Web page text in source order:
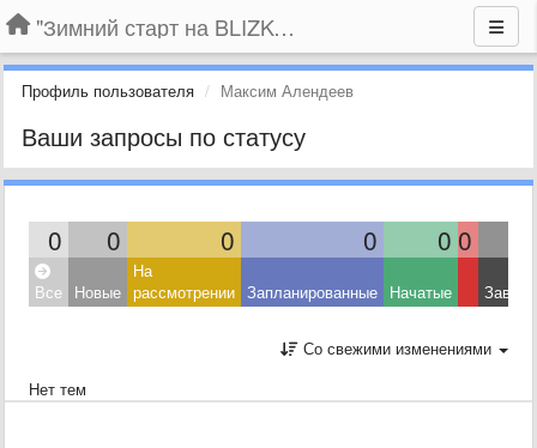
"Зимний старт на BLIZKO.ru". Конкурс компаний
Профиль пользователя Максим Алендеев
Ваши запросы по статусу
0 0 0 0 0 0
Все Новые
На
рассмотрении Запланированные Начатые
Со свежими изменениями
Нет тем